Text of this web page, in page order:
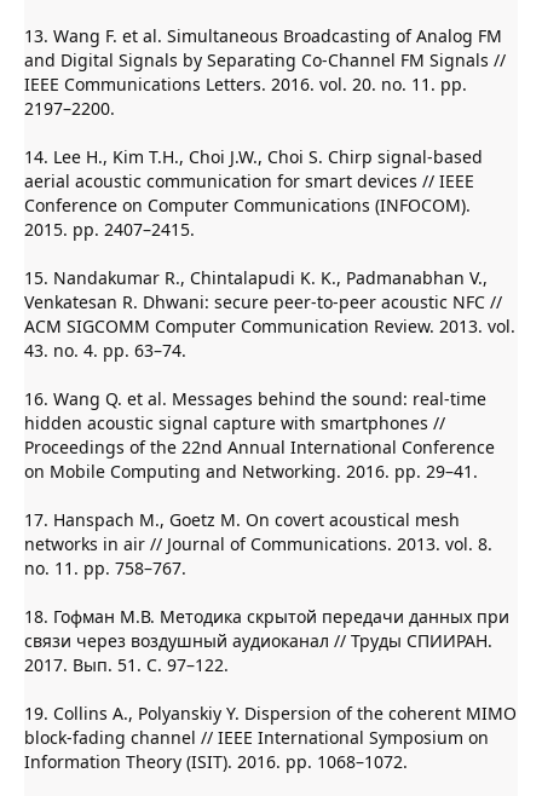
13. Wang F. et al. Simultaneous Broadcasting of Analog FM
and Digital Signals by Separating Co-Channel FM Signals //
IEEE Communications Letters. 2016. vol. 20. no. 11. pp.
2197–2200.
14. Lee H., Kim T.H., Choi J.W., Choi S. Chirp signal-based
aerial acoustic communication for smart devices // IEEE
Conference on Computer Communications (INFOCOM).
2015. pp. 2407–2415.
15. Nandakumar R., Chintalapudi K. K., Padmanabhan V.,
Venkatesan R. Dhwani: secure peer-to-peer acoustic NFC //
ACM SIGCOMM Computer Communication Review. 2013. vol.
43. no. 4. pp. 63–74.
16. Wang Q. et al. Messages behind the sound: real-time
hidden acoustic signal capture with smartphones //
Proceedings of the 22nd Annual International Conference
on Mobile Computing and Networking. 2016. pp. 29–41.
17. Hanspach M., Goetz M. On covert acoustical mesh
networks in air // Journal of Communications. 2013. vol. 8.
no. 11. pp. 758–767.
18. Гофман М.В. Методика скрытой передачи данных при
связи через воздушный аудиоканал // Труды СПИИРАН.
2017. Вып. 51. C. 97–122.
19. Collins A., Polyanskiy Y. Dispersion of the coherent MIMO
block-fading channel // IEEE International Symposium on
Information Theory (ISIT). 2016. pp. 1068–1072.